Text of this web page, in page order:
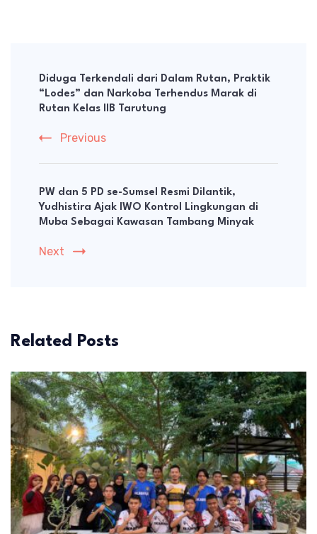
Navigation
Diduga Terkendali dari Dalam Rutan, Praktik
“Lodes” dan Narkoba Terhendus Marak di
Rutan Kelas IIB Tarutung
Previous
PW dan 5 PD se-Sumsel Resmi Dilantik,
Yudhistira Ajak IWO Kontrol Lingkungan di
Muba Sebagai Kawasan Tambang Minyak
Next
Related Posts